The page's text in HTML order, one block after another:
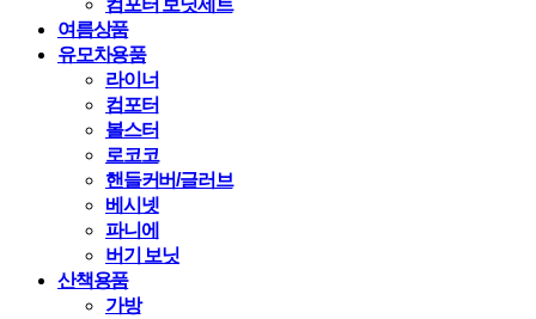
컴포터 보닛세트
여름상품
유모차용품
라이너
컴포터
볼스터
로코코
핸들커버/글러브
베시넷
파니에
버기 보닛
산책용품
가방